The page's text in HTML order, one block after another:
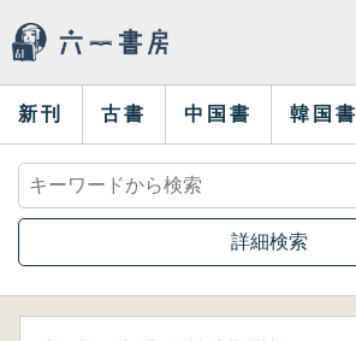
新刊 古書 中国書 韓国書
詳細検索